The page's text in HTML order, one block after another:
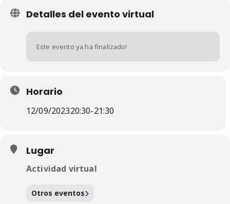
Detalles del evento virtual
Este evento ya ha finalizado!
Horario
12/09/202320:30-21:30
Lugar
Actividad virtual
Otros eventos